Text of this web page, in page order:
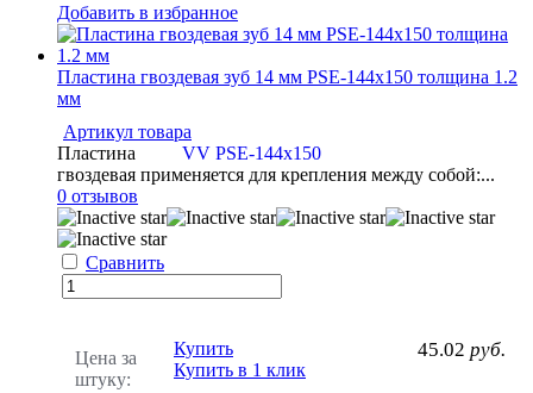
Добавить в избранное
Пластина гвоздевая зуб 14 мм PSE-144x150 толщина 1.2
мм
Артикул товара
VV PSE-144x150
Пластина
гвоздевая применяется для крепления между собой:...
0 отзывов
Сравнить
Цена за
штуку:
45.02 руб.
Купить
Купить в 1 клик